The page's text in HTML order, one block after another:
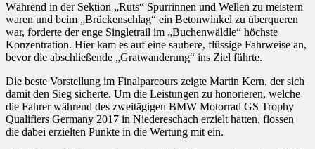
Während in der Sektion „Ruts“ Spurrinnen und Wellen zu meistern
waren und beim „Brückenschlag“ ein Betonwinkel zu überqueren
war, forderte der enge Singletrail im „Buchenwäldle“ höchste
Konzentration. Hier kam es auf eine saubere, flüssige Fahrweise an,
bevor die abschließende „Gratwanderung“ ins Ziel führte.
Die beste Vorstellung im Finalparcours zeigte Martin Kern, der sich
damit den Sieg sicherte. Um die Leistungen zu honorieren, welche
die Fahrer während des zweitägigen BMW Motorrad GS Trophy
Qualifiers Germany 2017 in Niedereschach erzielt hatten, flossen
die dabei erzielten Punkte in die Wertung mit ein.